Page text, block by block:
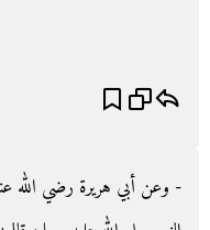
- وعن أبي هريرة رضي الله